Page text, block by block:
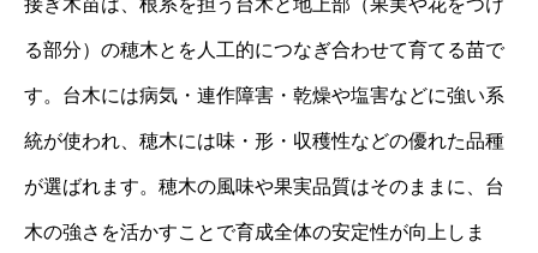
る部分）の穂木とを人工的につなぎ合わせて育てる苗で
す。台木には病気・連作障害・乾燥や塩害などに強い系
統が使われ、穂木には味・形・収穫性などの優れた品種
が選ばれます。穂木の風味や果実品質はそのままに、台
木の強さを活かすことで育成全体の安定性が向上しま